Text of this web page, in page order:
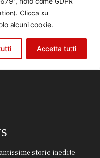
storie inedite